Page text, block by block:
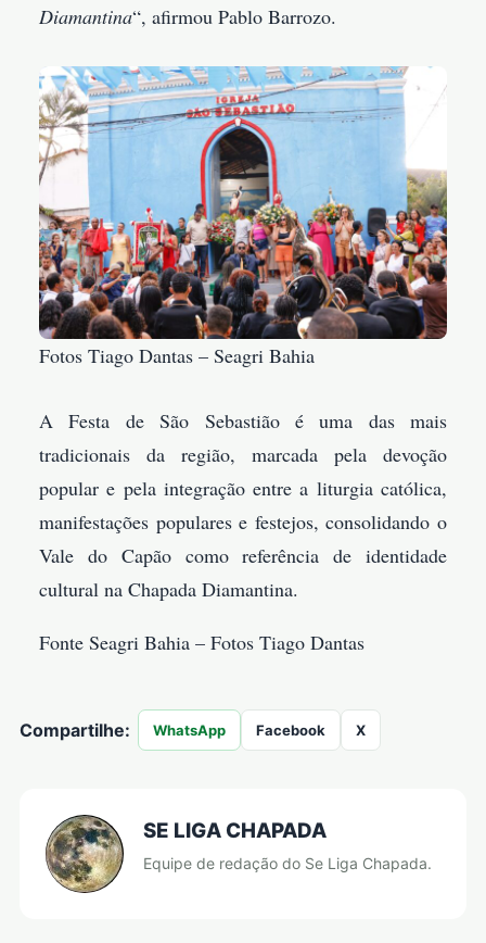
Diamantina“, afirmou Pablo Barrozo.
Fotos Tiago Dantas – Seagri Bahia
A Festa de São Sebastião é uma das mais
tradicionais da região, marcada pela devoção
popular e pela integração entre a liturgia católica,
manifestações populares e festejos, consolidando o
Vale do Capão como referência de identidade
cultural na Chapada Diamantina.
Fonte Seagri Bahia – Fotos Tiago Dantas
Compartilhe: WhatsApp Facebook X
SE LIGA CHAPADA
Equipe de redação do Se Liga Chapada.